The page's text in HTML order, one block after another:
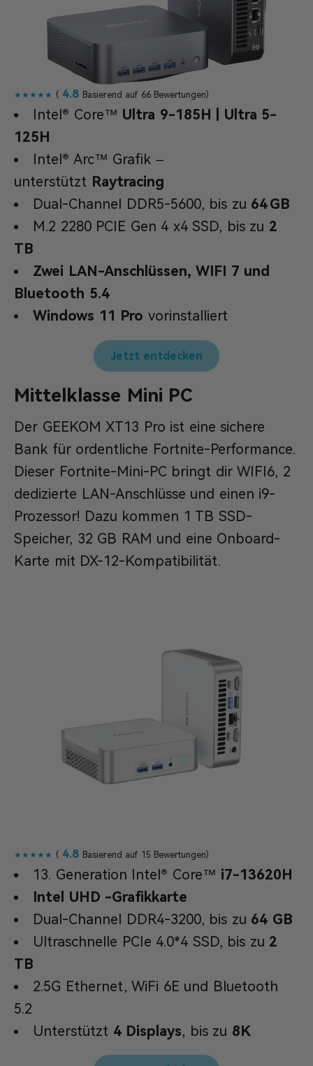
★★★★★ (4.8 Basierend auf 66 Bewertungen)
Intel® Core™ Ultra 9-185H | Ultra 5-
125H
Intel® Arc™ Grafik –
unterstützt Raytracing
Dual-Channel DDR5-5600, bis zu 64 GB
M.2 2280 PCIE Gen 4 x4 SSD, bis zu 2
TB
Zwei LAN-Anschlüssen, WIFI 7 und
Bluetooth 5.4
Windows 11 Pro vorinstalliert
Jetzt entdecken
Mittelklasse Mini PC
Der GEEKOM XT13 Pro ist eine sichere
Bank für ordentliche Fortnite-Performance.
Dieser Fortnite-Mini-PC bringt dir WIFI6, 2
dedizierte LAN-Anschlüsse und einen i9-
Prozessor! Dazu kommen 1 TB SSD-
Speicher, 32 GB RAM und eine Onboard-
Karte mit DX-12-Kompatibilität.
★★★★★ (4.8 Basierend auf 15 Bewertungen)
13. Generation Intel® Core™ i7-13620H
Intel UHD -Grafikkarte
Dual-Channel DDR4-3200, bis zu 64 GB
Ultraschnelle PCIe 4.0*4 SSD, bis zu 2
TB
2.5G Ethernet, WiFi 6E und Bluetooth
5.2
Unterstützt 4 Displays, bis zu 8K